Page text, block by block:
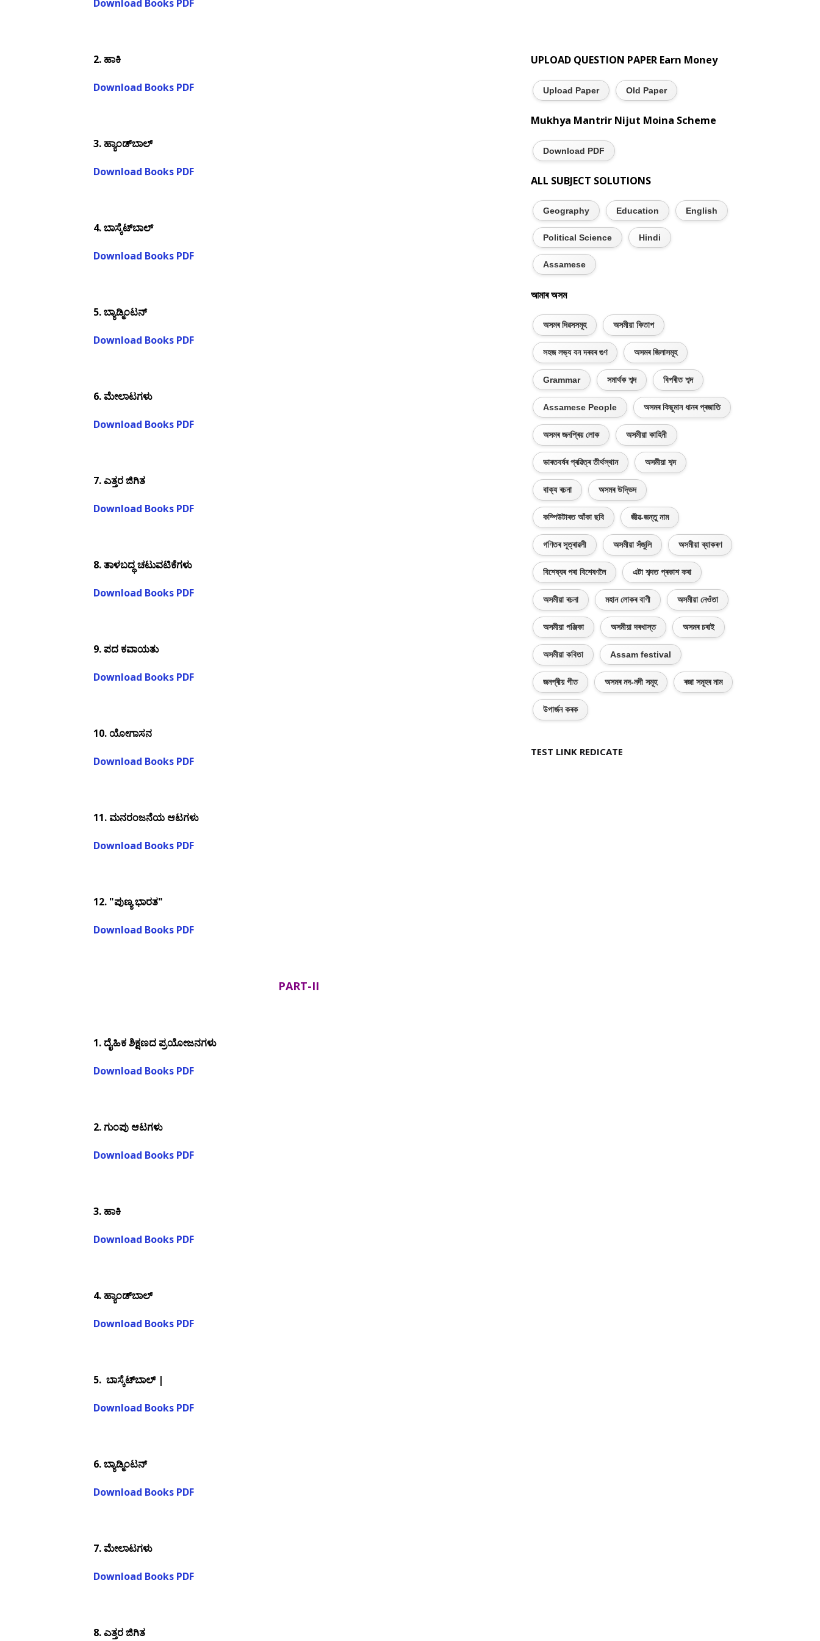
Download Books PDF
2.ಹಾಕಿ
Download Books PDF
3.ಹ್ಯಾಂಡ್‌ಬಾಲ್
Download Books PDF
4.ಬಾಸ್ಕೆಟ್‌ಬಾಲ್
Download Books PDF
5.ಬ್ಯಾಡ್ಮಿಂಟನ್
Download Books PDF
6. ಮೇಲಾಟಗಳು
Download Books PDF
7.ಎತ್ತರ ಜಿಗಿತ
Download Books PDF
8.ತಾಳಬದ್ಧ ಚಟುವಟಿಕೆಗಳು
Download Books PDF
9. ಪದ ಕವಾಯತು
Download Books PDF
10.ಯೋಗಾಸನ
Download Books PDF
11. ಮನರಂಜನೆಯ ಆಟಗಳು
Download Books PDF
12. "ಪುಣ್ಯ ಭಾರತ"
Download Books PDF
PART-II
1.ದೈಹಿಕ ಶಿಕ್ಷಣದ ಪ್ರಯೋಜನಗಳು
Download Books PDF
2. ಗುಂಪು ಆಟಗಳು
Download Books PDF
3.ಹಾಕಿ
Download Books PDF
4.ಹ್ಯಾಂಡ್‌ಬಾಲ್
Download Books PDF
5. ಬಾಸ್ಕೆಟ್‌ಬಾಲ್ |
Download Books PDF
6.ಬ್ಯಾಡ್ಮಿಂಟನ್
Download Books PDF
7. ಮೇಲಾಟಗಳು
Download Books PDF
8.ಎತ್ತರ ಜಿಗಿತ
UPLOAD QUESTION PAPER Earn Money
Upload Paper Old Paper
Mukhya Mantrir Nijut Moina Scheme
Download PDF
ALL SUBJECT SOLUTIONS
Geography Education English
Political Science Hindi
Assamese
আমাৰ অসম
অসমৰ দিৱসসমূহ অসমীয়া কিতাপ
সহজ লভ্য বন দৰবৰ গুণ অসমৰ জিলাসমূহ
Grammar সমাৰ্থক শব্দ বিপৰীত শব্দ
Assamese People অসমৰ কিছুমান ধানৰ প্ৰজাতি
অসমৰ জনপ্ৰিয় লোক অসমীয়া কাহিনী
ভাৰতবৰ্ষৰ প্ৰৱিত্ৰ তীৰ্থস্থান অসমীয়া শব্দ
বাক্য ৰচনা অসমৰ উদ্ভিদ
কম্পিউটাৰত আঁকা ছবি জীৱ-জন্তু নাম
গণিতৰ সূত্ৰাৱলী অসমীয়া সঁজুলি অসমীয়া ব্যাকৰণ
বিশেষ্যৰ পৰা বিশেষণলৈ এটা শব্দত প্ৰকাশ কৰা
অসমীয়া ৰচনা মহান লোকৰ বাণী অসমীয়া নেওঁতা
অসমীয়া পঞ্জিকা অসমীয়া দৰখাস্ত অসমৰ চৰাই
অসমীয়া কবিতা Assam festival
জনপ্ৰীয় গীত অসমৰ নদ-নদী সমূহ ৰজা সমূহৰ নাম
উপাৰ্জন কৰক
TEST LINK REDICATE